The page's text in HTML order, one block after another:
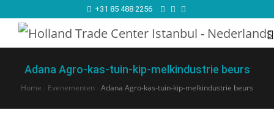
+31 85 488 2256
Adana Agro-kas-tuin-kip-melkindustrie beurs
Home Evenementen Adana Agro-kas-tuin-kip-melkindustrie beurs